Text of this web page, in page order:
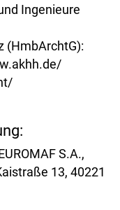
Ingenieure
(HmbArchtG):
S.A.,
13, 40221